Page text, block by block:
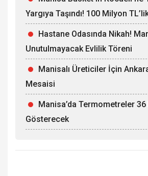
Yargıya Taşındı! 100 Milyon
Hastane Odasında Nikah!
Unutulmayacak Evlilik Töreni
Manisalı Üreticiler İçin
Mesaisi
Manisa’da Termometreler
Gösterecek